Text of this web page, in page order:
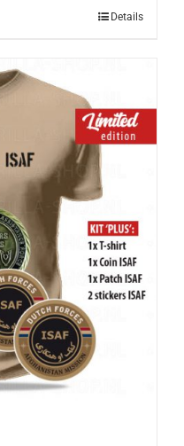
Details